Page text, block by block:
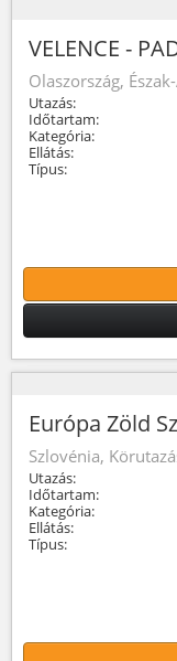
VELENCE -
Olaszország,
Utazás:
Időtartam:
Kategória:
Ellátás:
Típus:
Európa Zöld
Szlovénia,
Utazás:
Időtartam:
Kategória:
Ellátás:
Típus: